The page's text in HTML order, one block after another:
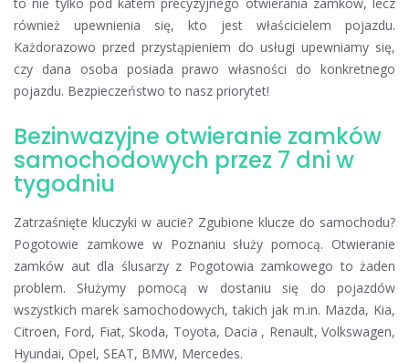
również upewnienia się, kto jest właścicielem pojazdu.
Każdorazowo przed przystąpieniem do usługi upewniamy się,
czy dana osoba posiada prawo własności do konkretnego
pojazdu. Bezpieczeństwo to nasz priorytet!
Bezinwazyjne otwieranie zamków
samochodowych przez 7 dni w
tygodniu
Zatrzaśnięte kluczyki w aucie? Zgubione klucze do samochodu?
Pogotowie zamkowe w Poznaniu służy pomocą. Otwieranie
zamków aut dla ślusarzy z Pogotowia zamkowego to żaden
problem. Służymy pomocą w dostaniu się do pojazdów
wszystkich marek samochodowych, takich jak m.in. Mazda, Kia,
Citroen, Ford, Fiat, Skoda, Toyota, Dacia , Renault, Volkswagen,
Hyundai, Opel, SEAT, BMW, Mercedes.